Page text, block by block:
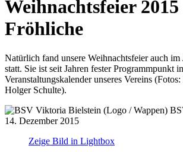
Weihnachtsfeier 2015
Fröhliche
Natürlich fand unsere Weihnachtsfeier auch im
statt. Sie ist seit Jahren fester Programmpunkt
Veranstaltungskalender unseres Vereins
Holger Schulte).
14. Dezember 2015
Zeige Bild in Lightbox